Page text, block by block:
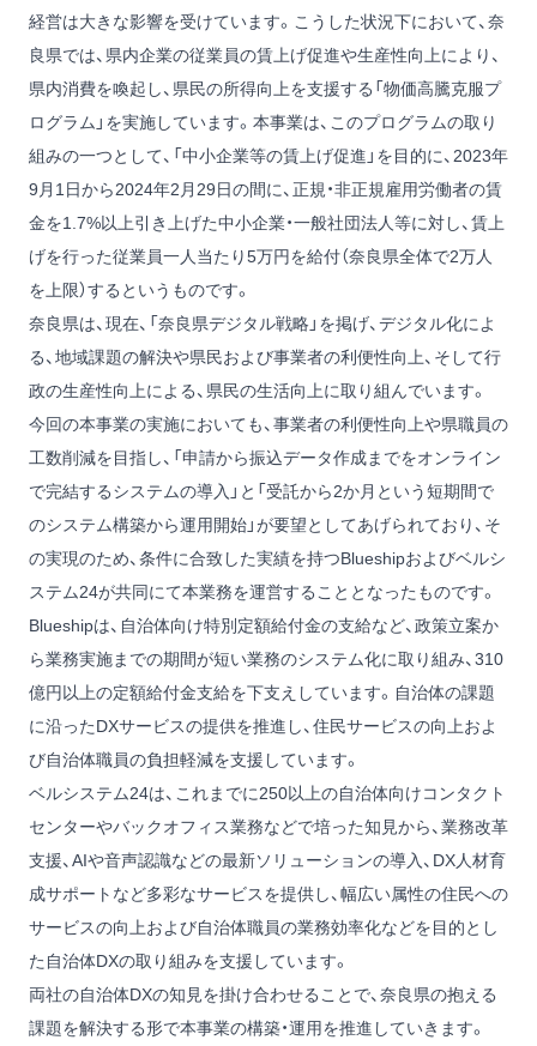
経営は大きな影響を受けています。こうした状況下において、奈
良県では、県内企業の従業員の賃上げ促進や生産性向上により、
県内消費を喚起し、県民の所得向上を支援する「物価高騰克服プ
ログラム」を実施しています。本事業は、このプログラムの取り
組みの一つとして、「中小企業等の賃上げ促進」を目的に、2023年
9月1日から2024年2月29日の間に、正規・非正規雇用労働者の賃
金を1.7%以上引き上げた中小企業・一般社団法人等に対し、賃上
げを行った従業員一人当たり5万円を給付（奈良県全体で2万人
を上限）するというものです。
奈良県は、現在、「奈良県デジタル戦略」を掲げ、デジタル化によ
る、地域課題の解決や県民および事業者の利便性向上、そして行
政の生産性向上による、県民の生活向上に取り組んでいます。
今回の本事業の実施においても、事業者の利便性向上や県職員の
工数削減を目指し、「申請から振込データ作成までをオンライン
で完結するシステムの導入」と「受託から2か月という短期間で
のシステム構築から運用開始」が要望としてあげられており、そ
の実現のため、条件に合致した実績を持つBlueshipおよびベルシ
ステム24が共同にて本業務を運営することとなったものです。
Blueshipは、自治体向け特別定額給付金の支給など、政策立案か
ら業務実施までの期間が短い業務のシステム化に取り組み、310
億円以上の定額給付金支給を下支えしています。自治体の課題
に沿ったDXサービスの提供を推進し、住民サービスの向上およ
び自治体職員の負担軽減を支援しています。
ベルシステム24は、これまでに250以上の自治体向けコンタクト
センターやバックオフィス業務などで培った知見から、業務改革
支援、AIや音声認識などの最新ソリューションの導入、DX人材育
成サポートなど多彩なサービスを提供し、幅広い属性の住民への
サービスの向上および自治体職員の業務効率化などを目的とし
た自治体DXの取り組みを支援しています。
両社の自治体DXの知見を掛け合わせることで、奈良県の抱える
課題を解決する形で本事業の構築・運用を推進していきます。